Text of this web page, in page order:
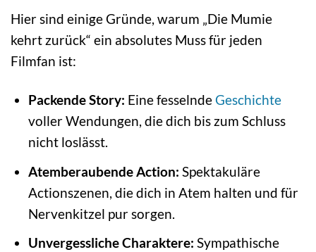
Hier sind einige Gründe, warum „Die Mumie
kehrt zurück“ ein absolutes Muss für jeden
Filmfan ist:
Packende Story: Eine fesselndeGeschichte
voller Wendungen, die dich bis zum Schluss
nicht loslässt.
Atemberaubende Action: Spektakuläre
Actionszenen, die dich in Atem halten und für
Nervenkitzel pur sorgen.
Unvergessliche Charaktere: Sympathische